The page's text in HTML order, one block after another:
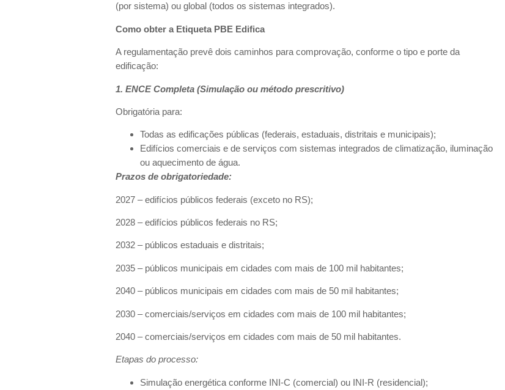
(por sistema) ou global (todos os sistemas integrados).
Como obter a Etiqueta PBE Edifica
A regulamentação prevê dois caminhos para comprovação, conforme o tipo e porte da
edificação:
1. ENCE Completa (Simulação ou método prescritivo)
Obrigatória para:
Todas as edificações públicas (federais, estaduais, distritais e municipais);
Edifícios comerciais e de serviços com sistemas integrados de climatização, iluminação
ou aquecimento de água.
Prazos de obrigatoriedade:
2027 – edifícios públicos federais (exceto no RS);
2028 – edifícios públicos federais no RS;
2032 – públicos estaduais e distritais;
2035 – públicos municipais em cidades com mais de 100 mil habitantes;
2040 – públicos municipais em cidades com mais de 50 mil habitantes;
2030 – comerciais/serviços em cidades com mais de 100 mil habitantes;
2040 – comerciais/serviços em cidades com mais de 50 mil habitantes.
Etapas do processo:
Simulação energética conforme INI-C (comercial) ou INI-R (residencial);